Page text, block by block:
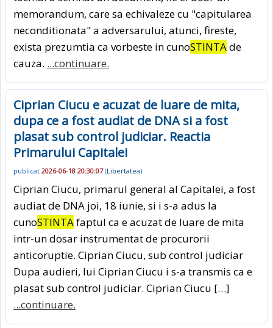
memorandum, care sa echivaleze cu "capitularea
neconditionata" a adversarului, atunci, fireste,
exista prezumtia ca vorbeste in cunoSTINTAde
cauza. ...continuare.
Ciprian Ciucu e acuzat de luare de mita,
dupa ce a fost audiat de DNA si a fost
plasat sub control judiciar. Reactia
Primarului Capitalei
publicat 2026-06-18 20:30:07(Libertatea)
Ciprian Ciucu, primarul general al Capitalei, a fost
audiat de DNA joi, 18 iunie, si i s-a adus la
cunoSTINTAfaptul ca e acuzat de luare de mita
intr-un dosar instrumentat de procurorii
anticoruptie. Ciprian Ciucu, sub control judiciar
Dupa audieri, lui Ciprian Ciucu i s-a transmis ca e
plasat sub control judiciar. Ciprian Ciucu […]
...continuare.